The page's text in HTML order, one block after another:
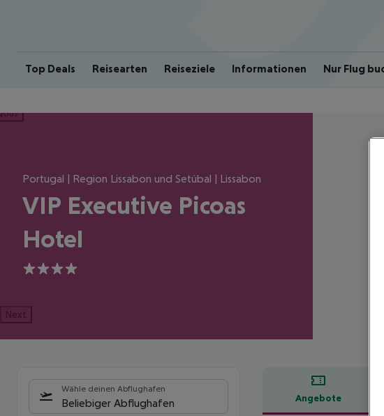
Top Deals Reisearten Reiseziele Informationen Nur Flug
Portugal | Region Lissabon und Setúbal | Lissabon
VIP Executive Picoas
Hotel
4
Next
Wähle deinen Abflughafen
Beliebiger Abflughafen Angebote